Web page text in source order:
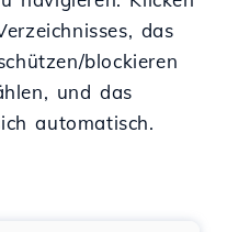
das
blockieren
und das
automatisch.